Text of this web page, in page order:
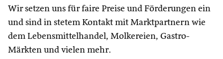
Wir setzen uns für faire Preise und Förderungen ein
und sind in stetem Kontakt mit Marktpartnern wie
dem Lebensmittelhandel, Molkereien, Gastro-
Märkten und vielen mehr.